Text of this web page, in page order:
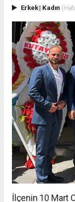
Erkek| Kadın
İlçenin 10 Mart